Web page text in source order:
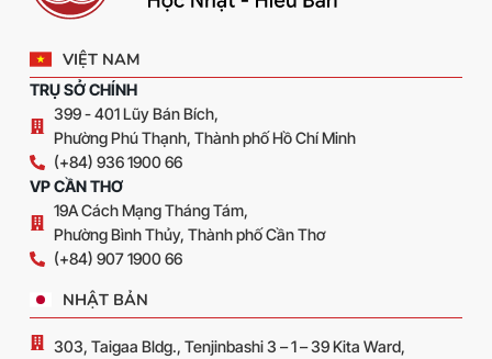
VIỆT NAM
TRỤ SỞ CHÍNH
399 - 401 Lũy Bán Bích,
Phường Phú Thạnh, Thành phố Hồ Chí Minh
(+84) 936 1900 66
VP CẦN THƠ
19A Cách Mạng Tháng Tám,
Phường Bình Thủy, Thành phố Cần Thơ
(+84) 907 1900 66
NHẬT BẢN
303, Taigaa Bldg., Tenjinbashi 3 – 1 – 39 Kita Ward,